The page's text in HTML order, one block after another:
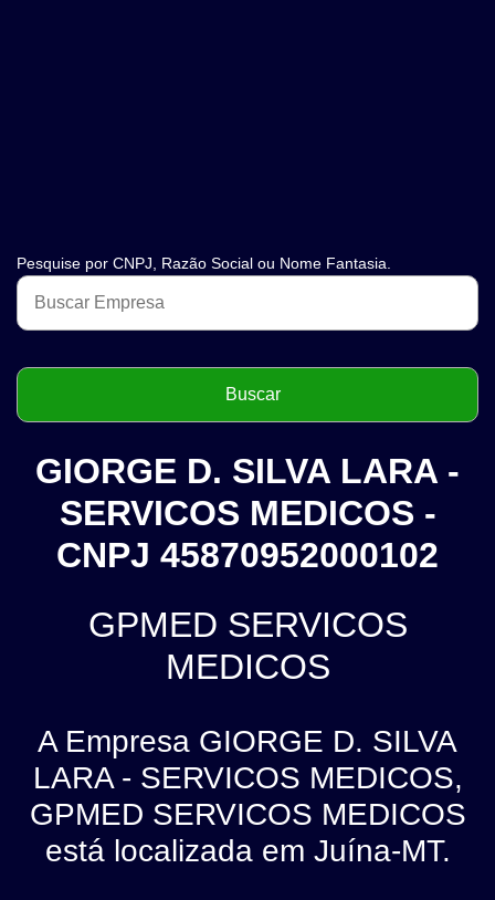
Pesquise por CNPJ, Razão Social ou Nome Fantasia.
GIORGE D. SILVA LARA -
SERVICOS MEDICOS -
CNPJ 45870952000102
GPMED SERVICOS
MEDICOS
A Empresa GIORGE D. SILVA
LARA - SERVICOS MEDICOS,
GPMED SERVICOS MEDICOS
está localizada em Juína-MT.